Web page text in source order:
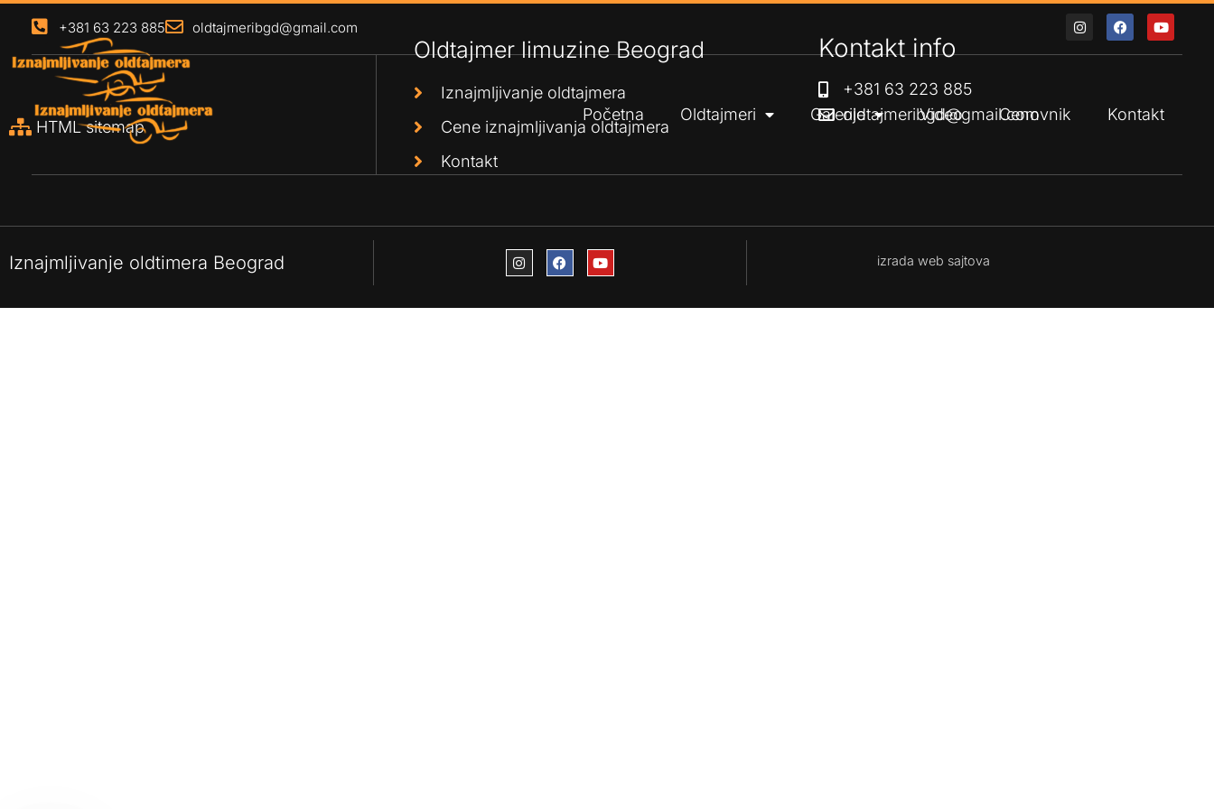
+381 63 223 885 oldtajmeribgd@gmail.com
Početna Oldtajmeri Galerije Video Cenovnik Kontakt
HTML sitemap
Oldtajmer limuzine Beograd
Iznajmljivanje oldtajmera
Cene iznajmljivanja oldtajmera
Kontakt
Kontakt info
+381 63 223 885
oldtajmeribgd@gmail.com
Iznajmljivanje oldtimera Beograd izrada web sajtova